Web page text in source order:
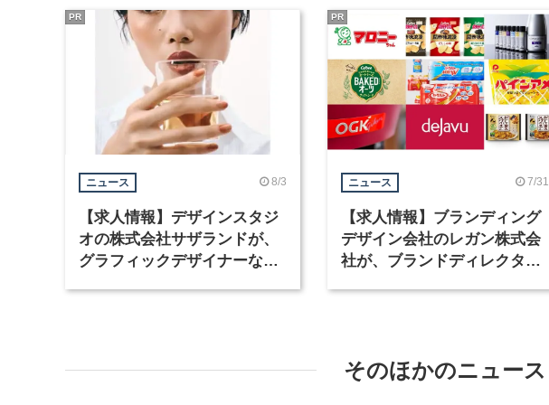
ニュース 8/3
【求人情報】デザインスタジ
オの株式会社サザランドが、
グラフィックデザイナーなど2
PR
ニュース 7/31
【求人情報】ブランディング
デザイン会社のレガン株式会
社が、ブランドディレクター
PR
そのほかのニュース